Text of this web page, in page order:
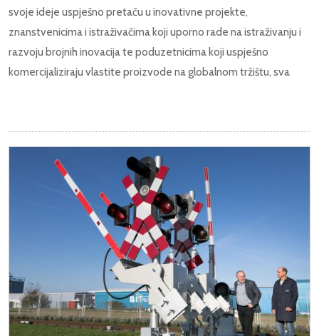
svoje ideje uspješno pretaču u inovativne projekte,
znanstvenicima i istraživačima koji uporno rade na istraživanju i
razvoju brojnih inovacija te poduzetnicima koji uspješno
komercijaliziraju vlastite proizvode na globalnom tržištu, sva